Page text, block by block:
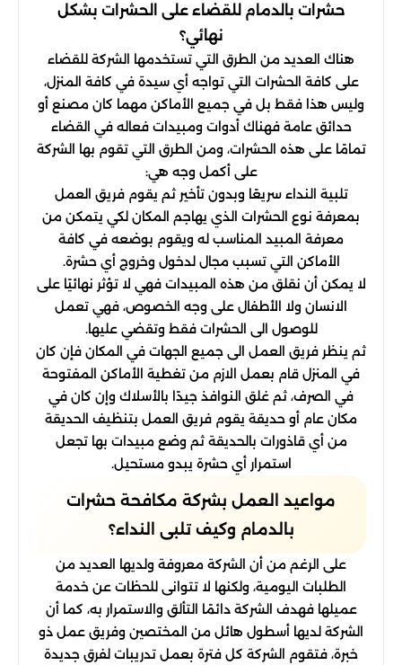
حشرات بالدمام للقضاء على الحشرات بشكل
نهائي؟
هناك العديد من الطرق التي تستخدمها الشركة للقضاء
على كافة الحشرات التي تواجه أي سيدة في كافة المنزل،
وليس هذا فقط بل في جميع الأماكن مهما كان مصنع أو
حدائق عامة فهناك أدوات ومبيدات فعاله في القضاء
تمامًا على هذه الحشرات، ومن الطرق التي تقوم بها الشركة
على أكمل وجه هي:
تلبية النداء سريعًا وبدون تأخير ثم يقوم فريق العمل
بمعرفة نوع الحشرات الذي يهاجم المكان لكي يتمكن من
معرفة المبيد المناسب له ويقوم بوضعه في كافة
الأماكن التي تسبب مجال لدخول وخروج أي حشرة.
لا يمكن أن نقلق من هذه المبيدات فهي لا تؤثر نهائيًا على
الانسان ولا الأطفال على وجه الخصوص، فهي تعمل
للوصول الى الحشرات فقط وتقضي عليها.
ثم ينظر فريق العمل الى جميع الجهات في المكان فإن كان
في المنزل قام بعمل الازم من تغطية الأماكن المفتوحة
في الصرف، ثم غلق النوافذ جيدًا بالأسلاك وإن كان في
مكان عام أو حديقة يقوم فريق العمل بتنظيف الحديقة
من أي قاذورات بالحديقة ثم وضع مبيدات بها تجعل
استمرار أي حشرة يبدو مستحيل.
مواعيد العمل بشركة مكافحة حشرات
بالدمام وكيف تلبى النداء؟
على الرغم من أن الشركة معروفة ولديها العديد من
الطلبات اليومية، ولكنها لا تتوانى للحظات عن خدمة
عميلها فهدف الشركة دائمًا التألق والاستمرار به، كما أن
الشركة لديها أسطول هائل من المختصين وفريق عمل ذو
خبرة، فتقوم الشركة كل فترة بعمل تدريبات لفرق جديدة